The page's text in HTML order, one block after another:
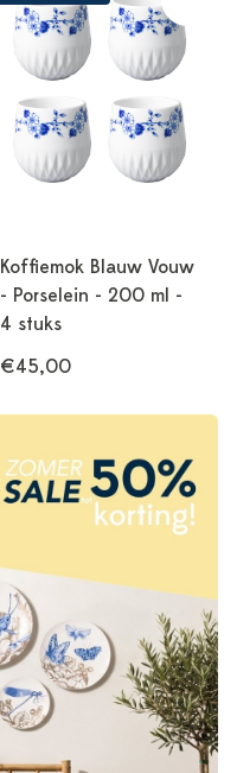
Koffiemok Blauw Vouw
- Porselein - 200 ml -
4 stuks
€45,00